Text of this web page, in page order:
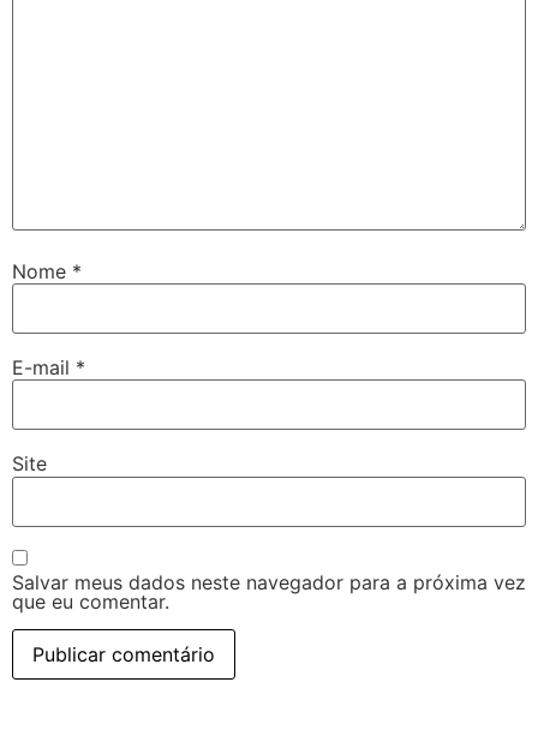
Nome *
E-mail *
Site
Salvar meus dados neste navegador para a próxima vez
que eu comentar.